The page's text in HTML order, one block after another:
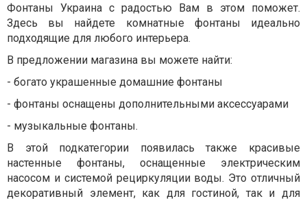
Фонтаны Украина с радостью Вам в этом поможет.
Здесь вы найдете комнатные фонтаны идеально
подходящие для любого интерьера.
В предложении магазина вы можете найти:
- богато украшенные домашние фонтаны
- фонтаны оснащены дополнительными аксессуарами
- музыкальные фонтаны.
В этой подкатегории появилась также красивые
настенные фонтаны, оснащенные электрическим
насосом и системой рециркуляции воды. Это отличный
декоративный элемент, как для гостиной, так и для